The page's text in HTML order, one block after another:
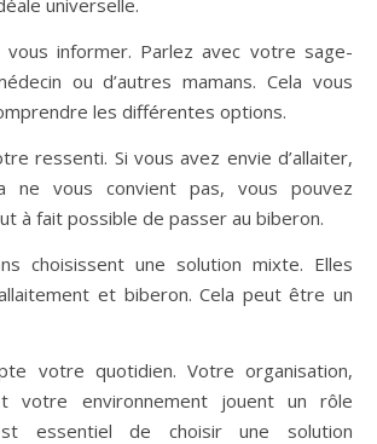
vous informer. Parlez avec votre sage-
ou d’autres mamans. Cela vous
les différentes options.
ressenti. Si vous avez envie d’allaiter,
ne vous convient pas, vous pouvez
à fait possible de passer au biberon.
choisissent une solution mixte. Elles
et biberon. Cela peut être un
votre quotidien. Votre organisation,
votre environnement jouent un rôle
essentiel de choisir une solution